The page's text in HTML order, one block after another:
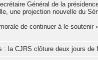
Général de la
une projection nouvelle du
de continuer à le
: la CJRS clôture deux jours